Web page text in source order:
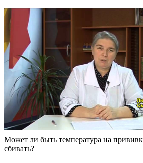
Может ли быть температура на
сбивать?